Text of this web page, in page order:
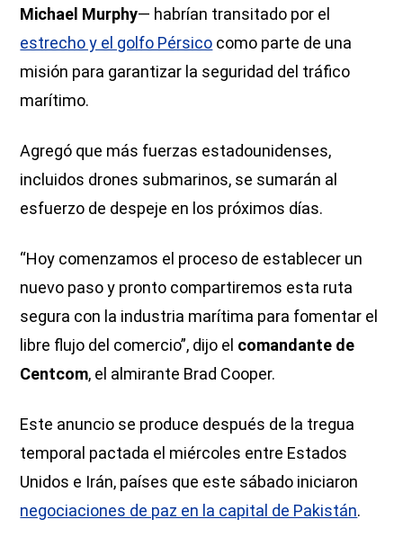
Michael Murphy— habrían transitado por el
estrecho y el golfo Pérsico como parte de una
misión para garantizar la seguridad del tráfico
marítimo.
Agregó que más fuerzas estadounidenses,
incluidos drones submarinos, se sumarán al
esfuerzo de despeje en los próximos días.
“Hoy comenzamos el proceso de establecer un
nuevo paso y pronto compartiremos esta ruta
segura con la industria marítima para fomentar el
libre flujo del comercio”, dijo el comandante de
Centcom, el almirante Brad Cooper.
Este anuncio se produce después de la tregua
temporal pactada el miércoles entre Estados
Unidos e Irán, países que este sábado iniciaron
negociaciones de paz en la capital de Pakistán.